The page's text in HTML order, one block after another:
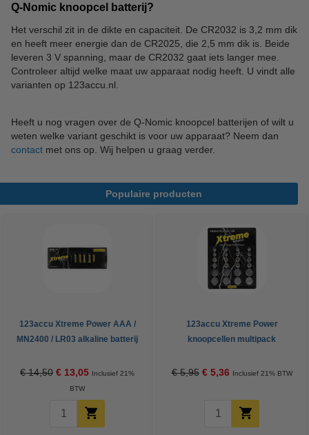
Q-Nomic knoopcel batterij?
Het verschil zit in de dikte en capaciteit. De CR2032 is 3,2 mm dik
en heeft meer energie dan de CR2025, die 2,5 mm dik is. Beide
leveren 3 V spanning, maar de CR2032 gaat iets langer mee.
Controleer altijd welke maat uw apparaat nodig heeft. U vindt alle
varianten op 123accu.nl.
Heeft u nog vragen over de Q-Nomic knoopcel batterijen of wilt u
weten welke variant geschikt is voor uw apparaat? Neem dan
contact met ons op. Wij helpen u graag verder.
Populaire producten
123accu Xtreme Power AAA /
MN2400 / LR03 alkaline batterij
€ 14,50 € 13,05 Inclusief 21%
BTW
123accu Xtreme Power
knoopcellen multipack
€ 5,95 € 5,36 Inclusief 21% BTW